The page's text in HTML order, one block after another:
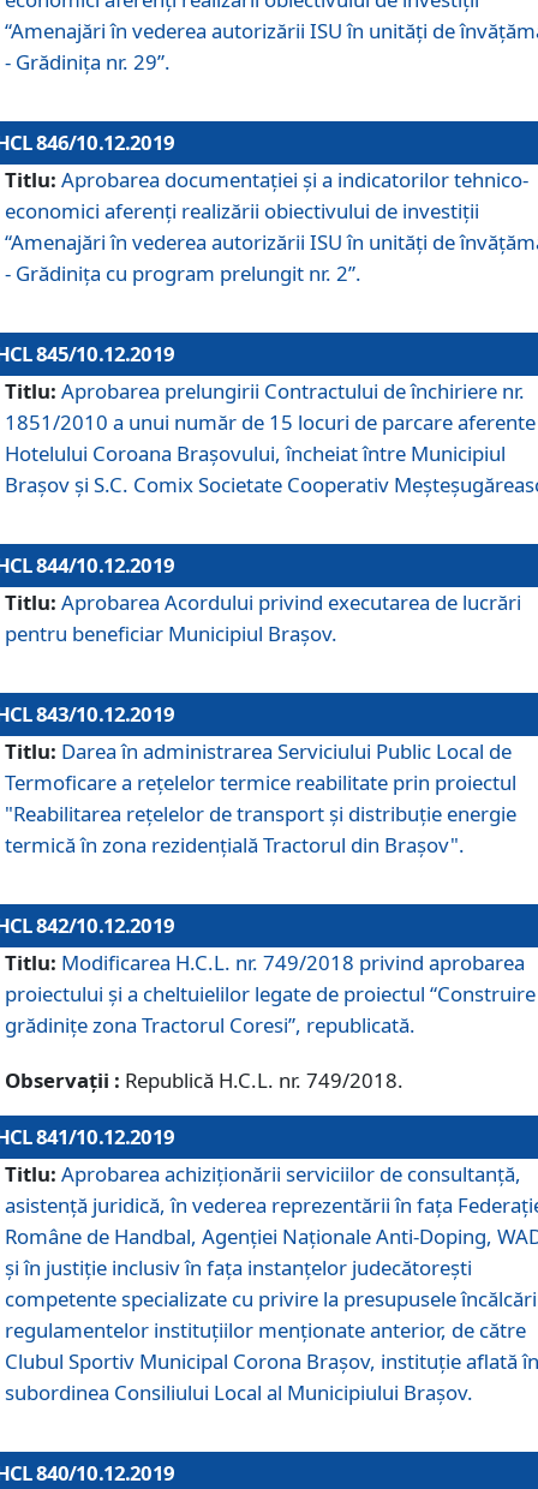
“Amenajări în vederea autorizării ISU în unități de
- Grădinița nr. 29”.
846/10.12.2019
Titlu: Aprobarea documentației și a indicatorilor tehnico-
economici aferenți realizării obiectivului de investiții
“Amenajări în vederea autorizării ISU în unități de
- Grădinița cu program prelungit nr. 2”.
845/10.12.2019
Titlu: Aprobarea prelungirii Contractului de închiriere nr.
1851/2010 a unui număr de 15 locuri de parcare aferente
Hotelului Coroana Brașovului, încheiat între Municipiul
Braşov şi S.C. Comix Societate Cooperativ
844/10.12.2019
Titlu: Aprobarea Acordului privind executarea de lucrări
pentru beneficiar Municipiul Brașov.
843/10.12.2019
Titlu: Darea în administrarea Serviciului Public Local de
Termoficare a rețelelor termice reabilitate prin proiectul
"Reabilitarea reţelelor de transport şi distribuţie energie
termică în zona rezidenţială Tractorul din Braşov".
842/10.12.2019
Titlu: Modificarea H.C.L. nr. 749/2018 privind aprobarea
proiectului și a cheltuielilor legate de proiectul “Construire
grădinițe zona Tractorul Coresi”, republicată.
Observații : Republică H.C.L. nr. 749/2018.
841/10.12.2019
Titlu: Aprobarea achiziționării serviciilor de consultanță,
asistență juridică, în vederea reprezentării în fața
Române de Handbal, Agenției Naționale Anti-Doping,
și în justiție inclusiv în fața instanțelor judecătorești
competente specializate cu privire la presupusele
regulamentelor instituțiilor menționate anterior, de către
Clubul Sportiv Municipal Corona Braşov, instituție aflată în
subordinea Consiliului Local al Municipiului Brașov.
840/10.12.2019